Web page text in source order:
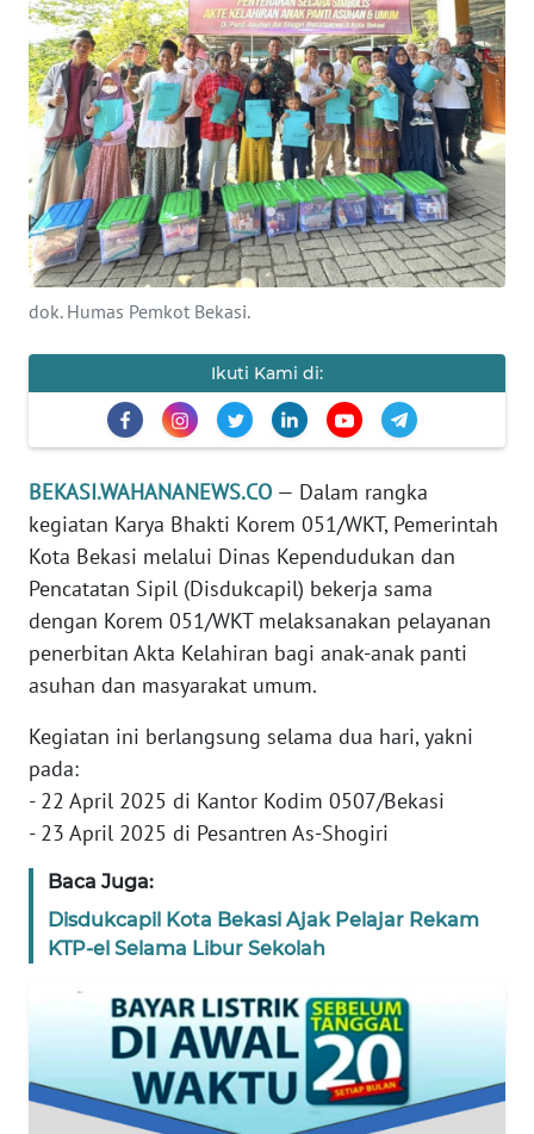
dok. Humas Pemkot Bekasi.
Ikuti Kami di:
BEKASI.WAHANANEWS.CO — Dalam rangka
kegiatan Karya Bhakti Korem 051/WKT, Pemerintah
Kota Bekasi melalui Dinas Kependudukan dan
Pencatatan Sipil (Disdukcapil) bekerja sama
dengan Korem 051/WKT melaksanakan pelayanan
penerbitan Akta Kelahiran bagi anak-anak panti
asuhan dan masyarakat umum.
Kegiatan ini berlangsung selama dua hari, yakni
pada:
- 22 April 2025 di Kantor Kodim 0507/Bekasi
- 23 April 2025 di Pesantren As-Shogiri
Baca Juga:
Disdukcapil Kota Bekasi Ajak Pelajar Rekam
KTP-el Selama Libur Sekolah
INDEKS
BERITA
KONTAK
KAMI
INFO
IKLAN
TENTANG
MEDIA
KARIR
DISCLAIMER
Wahana
News
WN
SUMUT
JAKARTA
WN